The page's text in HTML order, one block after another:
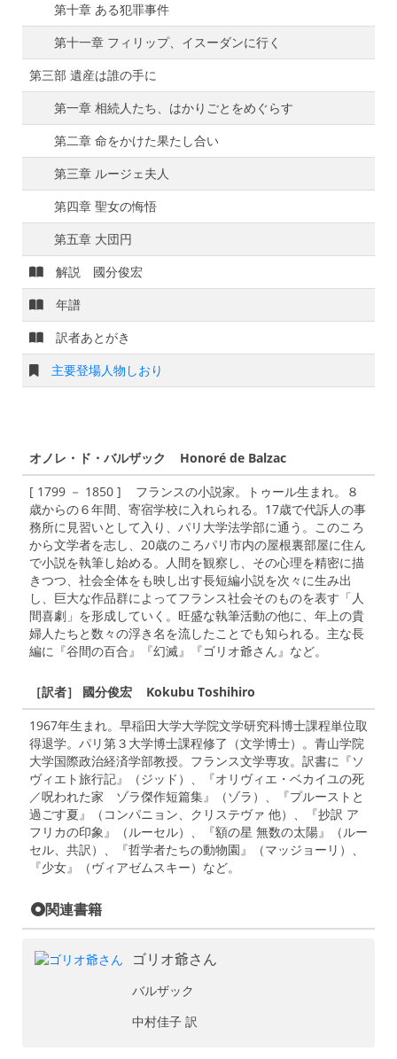
第十章 ある犯罪事件
第十一章 フィリップ、イスーダンに行く
第三部 遺産は誰の手に
第一章 相続人たち、はかりごとをめぐらす
第二章 命をかけた果たし合い
第三章 ルージェ夫人
第四章 聖女の悔悟
第五章 大団円
解説 國分俊宏
年譜
訳者あとがき
主要登場人物しおり
オノレ・ド・バルザック Honoré de Balzac
[ 1799 － 1850 ] フランスの小説家。トゥール生まれ。８
歳からの６年間、寄宿学校に入れられる。17歳で代訴人の事
務所に見習いとして入り、パリ大学法学部に通う。このころ
から文学者を志し、20歳のころパリ市内の屋根裏部屋に住ん
で小説を執筆し始める。人間を観察し、その心理を精密に描
きつつ、社会全体をも映し出す長短編小説を次々に生み出
し、巨大な作品群によってフランス社会そのものを表す「人
間喜劇」を形成していく。旺盛な執筆活動の他に、年上の貴
婦人たちと数々の浮き名を流したことでも知られる。主な長
編に『谷間の百合』『幻滅』『ゴリオ爺さん』など。
［訳者］ 國分俊宏 Kokubu Toshihiro
1967年生まれ。早稲田大学大学院文学研究科博士課程単位取
得退学。パリ第３大学博士課程修了（文学博士）。青山学院
大学国際政治経済学部教授。フランス文学専攻。訳書に『ソ
ヴィエト旅行記』（ジッド）、『オリヴィエ・ベカイユの死
／呪われた家 ゾラ傑作短篇集』（ゾラ）、『プルーストと
過ごす夏』（コンパニョン、クリステヴァ 他）、『抄訳 ア
フリカの印象』（ルーセル）、『額の星 無数の太陽』（ルー
セル、共訳）、『哲学者たちの動物園』（マッジョーリ）、
『少女』（ヴィアゼムスキー）など。
関連書籍
ゴリオ爺さん
バルザック
中村佳子 訳